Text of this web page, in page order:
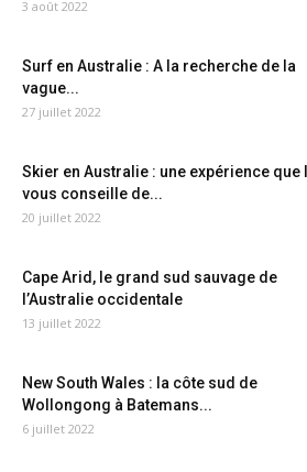
3 août 2022
Surf en Australie : A la recherche de la
vague...
27 juillet 2022
Skier en Australie : une expérience que
vous conseille de...
20 juillet 2022
Cape Arid, le grand sud sauvage de
l’Australie occidentale
13 juillet 2022
New South Wales : la côte sud de
Wollongong à Batemans...
6 juillet 2022